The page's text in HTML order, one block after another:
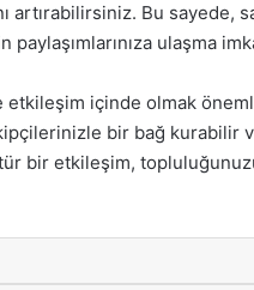
artırabilirsiniz. Bu sayede,
ulaşma
etkileşim içinde olmak
bir bağ kurabilir
bir etkileşim,